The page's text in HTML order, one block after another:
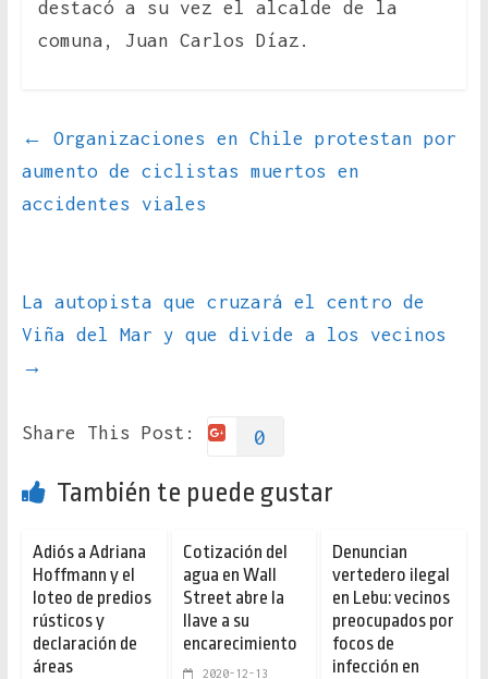
destacó a su vez el alcalde de la
comuna, Juan Carlos Díaz.
←
Organizaciones en Chile protestan por
aumento de ciclistas muertos en
accidentes viales
La autopista que cruzará el centro de
Viña del Mar y que divide a los vecinos
→
Share This Post: 0
También te puede gustar
Adiós a Adriana
Hoffmann y el
loteo de predios
rústicos y
declaración de
áreas
Cotización del
agua en Wall
Street abre la
llave a su
encarecimiento
2020-12-13
Denuncian
vertedero ilegal
en Lebu: vecinos
preocupados por
focos de
infección en